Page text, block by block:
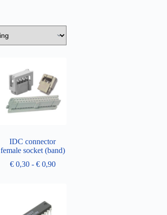
IDC connector
female socket (band)
€0,30 - €0,90